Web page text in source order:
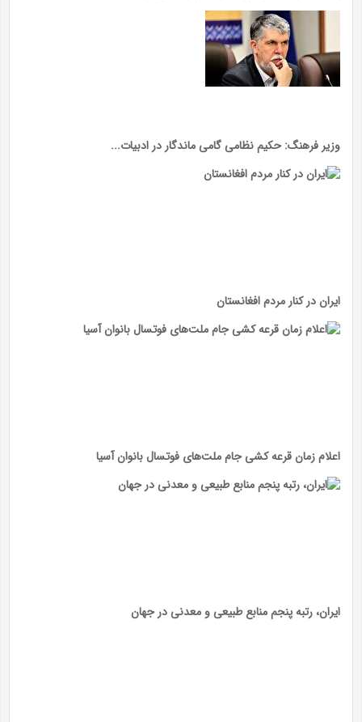
وزیر فرهنگ: حکیم نظامی گامی ماندگار در ادبیات...
ایران در کنار مردم افغانستان
اعلام زمان قرعه کشی جام ملت‌های فوتسال بانوان آسیا
ایران، رتبه پنجم منابع طبیعی و معدنی در جهان